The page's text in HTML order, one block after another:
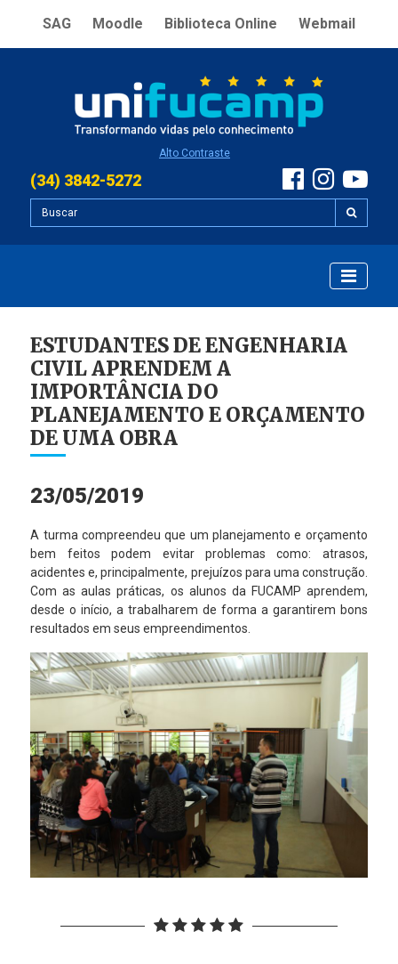
SAG Moodle Biblioteca Online Webmail
Alto Contraste
(34) 3842-5272
ESTUDANTES DE ENGENHARIA
CIVIL APRENDEM A
IMPORTÂNCIA DO
PLANEJAMENTO E ORÇAMENTO
DE UMA OBRA
23/05/2019
A turma compreendeu que um planejamento e orçamento
bem feitos podem evitar problemas como: atrasos,
acidentes e, principalmente, prejuízos para uma construção.
Com as aulas práticas, os alunos da FUCAMP aprendem,
desde o início, a trabalharem de forma a garantirem bons
resultados em seus empreendimentos.